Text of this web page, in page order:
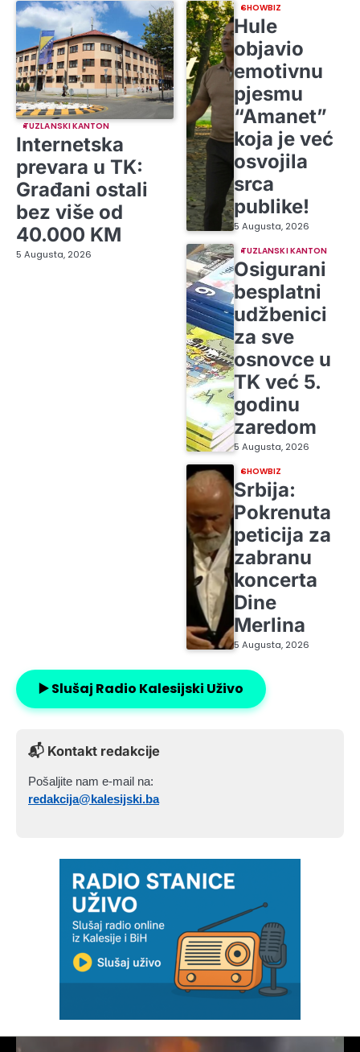
TUZLANSKI KANTON
Internetska
prevara u TK:
Građani ostali
bez više od
40.000 KM
5 Augusta, 2026
SHOWBIZ
Hule
objavio
emotivnu
pjesmu
“Amanet”
koja je već
osvojila
srca
publike!
5 Augusta, 2026
TUZLANSKI KANTON
Osigurani
besplatni
udžbenici
za sve
osnovce u
TK već 5.
godinu
zaredom
5 Augusta, 2026
SHOWBIZ
Srbija:
Pokrenuta
peticija za
zabranu
koncerta
Dine
Merlina
5 Augusta, 2026
▶️ Slušaj Radio Kalesijski Uživo
📬 Kontakt redakcije
Pošaljite nam e-mail na:
redakcija@kalesijski.ba